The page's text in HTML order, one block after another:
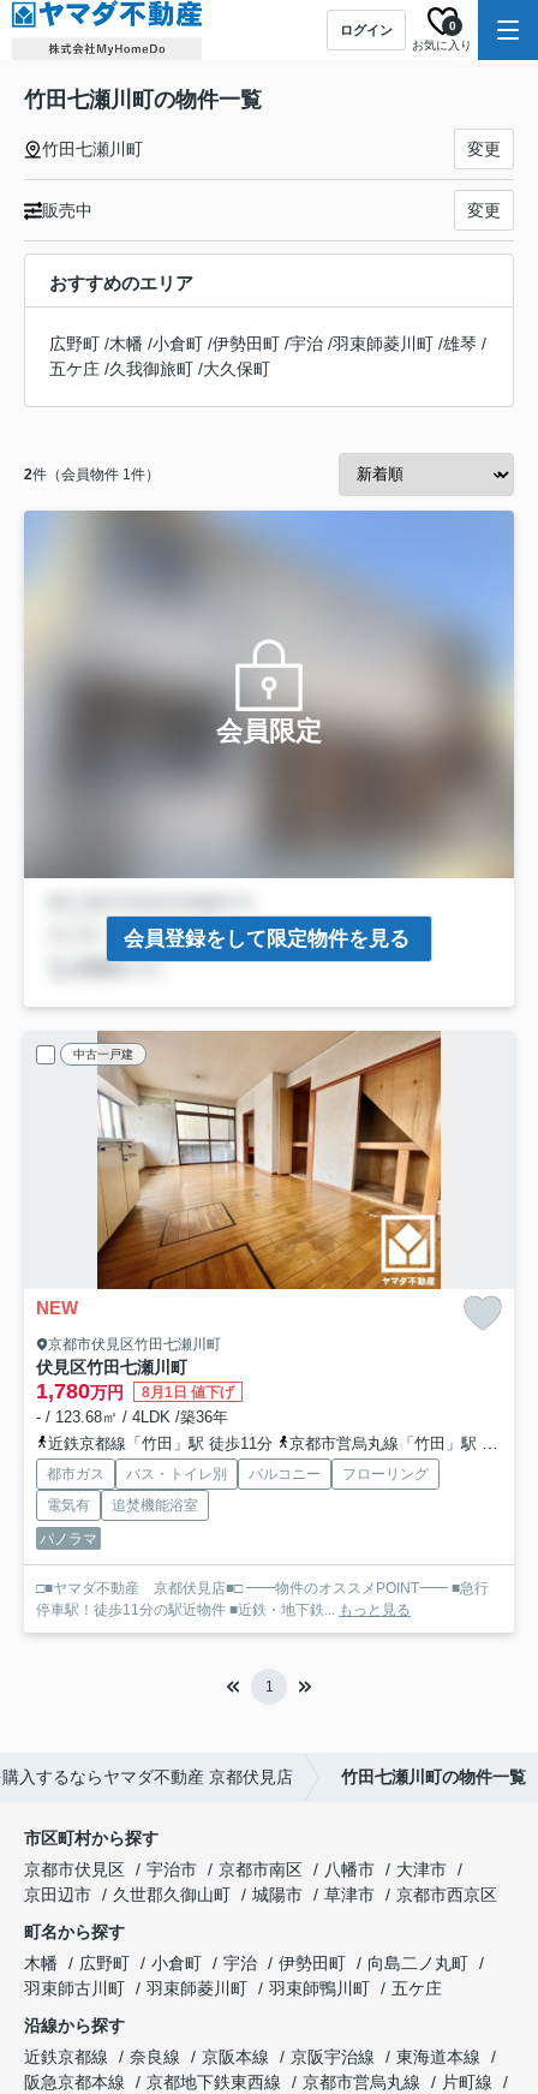
ログイン
お気に入り
0
竹田七瀬川町の物件一覧
竹田七瀬川町 変更
販売中 変更
おすすめのエリア
広野町 /木幡 /小倉町 /伊勢田町 /宇治 /羽束師菱川町 /雄琴 /
五ケ庄 /久我御旅町 /大久保町
2件（会員物件 1件）
会員限定
会員登録をして限定物件を見る
中古一戸建
NEW
京都市伏見区竹田七瀬川町
伏見区竹田七瀬川町
1,780万円 8月1日 値下げ
- / 123.68㎡ / 4LDK /築36年
近鉄京都線「竹田」駅 徒歩11分
京都市営烏丸線「竹田」駅 徒歩11分
都市ガス バス・トイレ別 バルコニー
フローリング
電気有
追焚機能浴室
パノラマ
□■ヤマダ不動産 京都伏見店■□ ━━物件のオススメPOINT━━ ■急行
停車駅！徒歩11分の駅近物件 ■近鉄・地下鉄... もっと見る
1
入するならヤマダ不動産 京都伏見店 竹田七瀬川町の物件一覧
市区町村から探す
京都市伏見区
宇治市 京都市南区 八幡市
大津市
京田辺市
久世郡久御山町 城陽市 草津市
京都市西京区
町名から探す
木幡
広野町 小倉町 宇治 伊勢田町
向島二ノ丸町
羽束師古川町
羽束師菱川町 羽束師鴨川町
五ケ庄
沿線から探す
近鉄京都線
奈良線 京阪本線 京阪宇治線
東海道本線
阪急京都本線
京都地下鉄東西線 京都市営烏丸線
片町線